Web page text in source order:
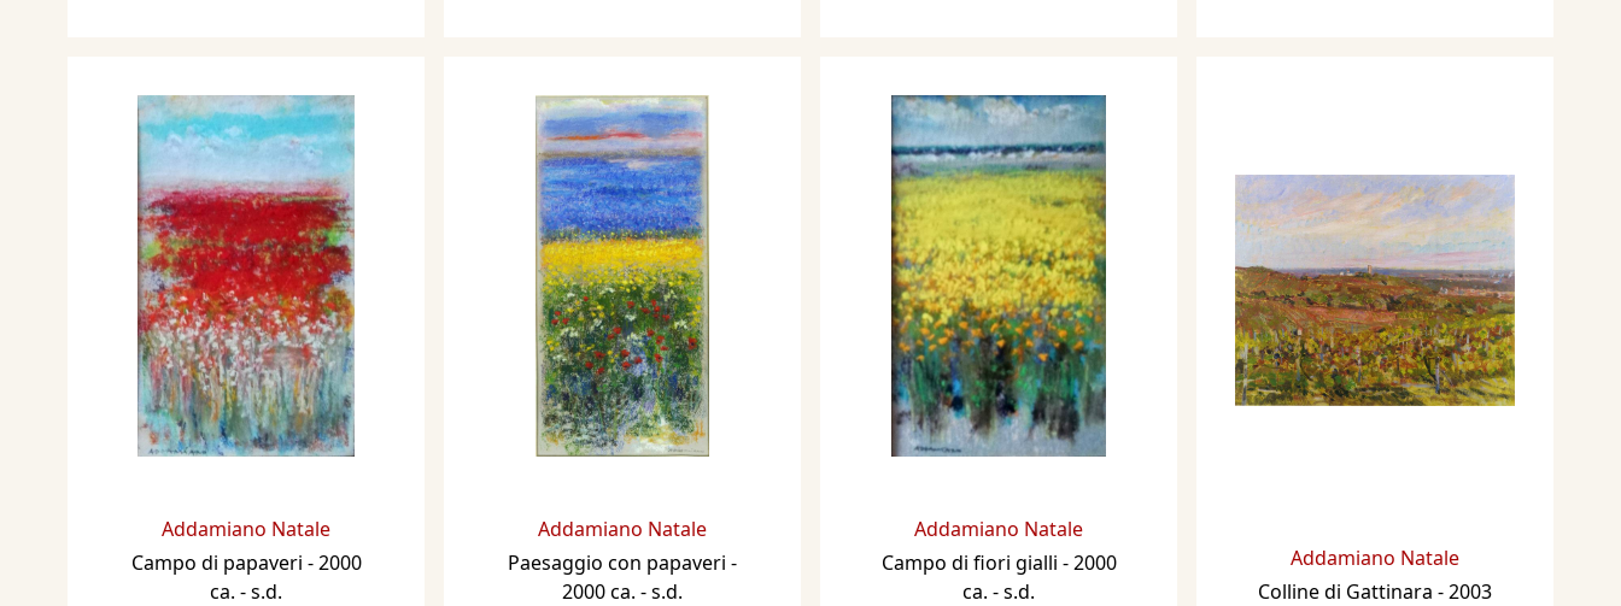
Addamiano Natale
Campo di papaveri - 2000
ca. - s.d.
Addamiano Natale
Paesaggio con papaveri -
2000 ca. - s.d.
Addamiano Natale
Campo di fiori gialli - 2000
ca. - s.d.
Addamiano Natale
Colline di Gattinara - 2003